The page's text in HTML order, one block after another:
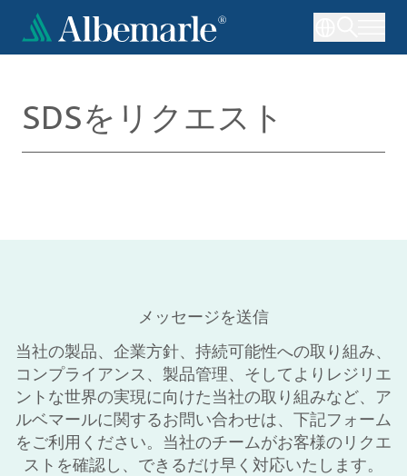
ン
SDSをリクエスト
メッセージを送信
当社の製品、企業方針、持続可能性への取り組み、
コンプライアンス、製品管理、そしてよりレジリエ
ントな世界の実現に向けた当社の取り組みなど、ア
ルベマールに関するお問い合わせは、下記フォーム
をご利用ください。当社のチームがお客様のリクエ
ストを確認し、できるだけ早く対応いたします。